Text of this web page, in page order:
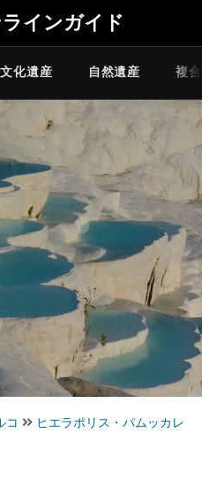
インガイド
文化遺産 自然遺産 複
コ
ヒエラポリス・パムッカレ